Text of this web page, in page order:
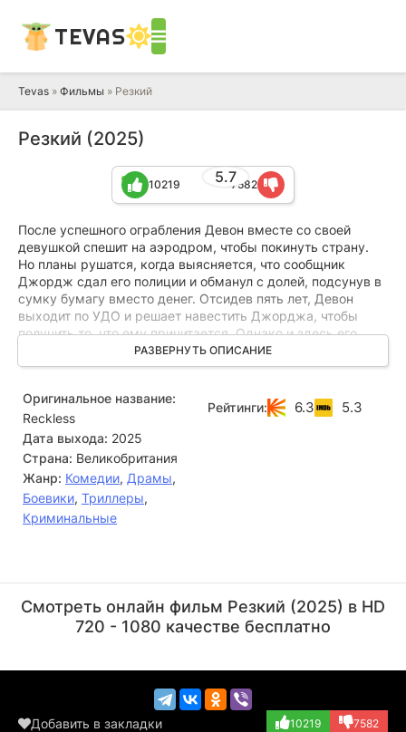
TEVAS
Tevas » Фильмы » Резкий
Резкий (2025)
5.7
10219 7582
После успешного ограбления Девон вместе со своей
девушкой спешит на аэродром, чтобы покинуть страну.
Но планы рушатся, когда выясняется, что сообщник
Джордж сдал его полиции и обманул с долей, подсунув в
сумку бумагу вместо денег. Отсидев пять лет, Девон
выходит по УДО и решает навестить Джорджа, чтобы
получить то, что ему причитается. Однако и здесь его
ждет неудача: Джорджа случайно убивает вазой с
цветами его бухгалтер Кимбер, которую он домогался.
приставшей к нему Кимбер сбегает с места
преступления. Пытаясь найти выход из сложившейся
ситуации, беглецы сталкиваются с новыми, еще более
серьезными проблемами.
РАЗВЕРНУТЬ ОПИСАНИЕ
Оригинальное название:
Reckless
Дата выхода: 2025
Страна: Великобритания
Жанр: Комедии, Драмы,
Боевики, Триллеры,
Криминальные
Рейтинги: 6.3 5.3
(Trent)
(Devon)
Смотреть онлайн фильм Резкий (2025) в HD
720 - 1080 качестве бесплатно
Добавить в закладки 10219 7582